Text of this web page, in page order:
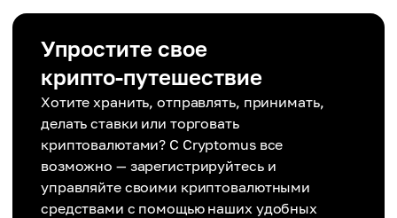
Упростите свое
крипто-путешествие
Хотите хранить, отправлять, принимать,
делать ставки или торговать
криптовалютами? С Cryptomus все
возможно — зарегистрируйтесь и
управляйте своими криптовалютными
средствами с помощью наших удобных